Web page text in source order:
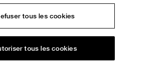
tous les cookies
tous les cookies